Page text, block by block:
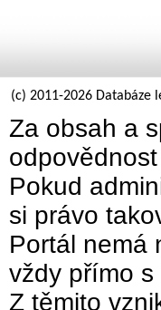
(c) 2011-2026 Databáze
Za obsah a
Pokud
si právo
Portál nemá
vždy přímo s
Z těmito